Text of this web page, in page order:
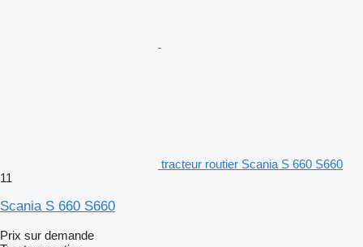
tracteur routier Scania S 660 S660
11
Scania S 660 S660
Prix sur demande